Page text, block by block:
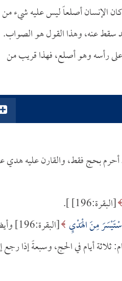
كان الإنسان أصلعاً ليس عليه شيء من
سقط عنه، وهذا القول هو الصواب.
على رأسه وهو أصلع، فهذا قريب من
أحرم بحج فقط، والقارن عليه هدي
[البقرة:196] ].
مِنَ الْهَدْيِ
ثلاثة أيام في الحج، وسبعةً إذا رجع